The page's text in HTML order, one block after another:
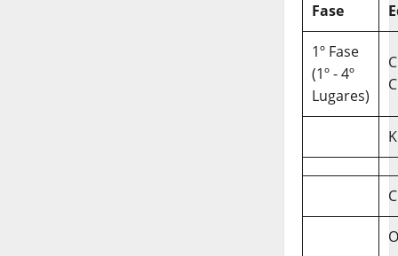
Fase
1º Fase
(1º - 4º
Lugares)
C